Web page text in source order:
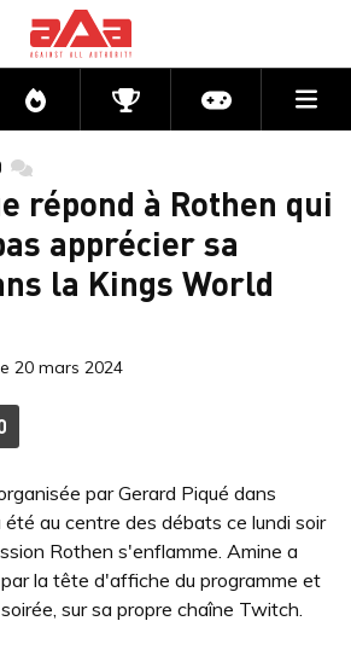
Directs CompétitionsActu jeux
commentaires
répond à Rothen qui
apprécier sa
la Kings World
20 mars 2024
ACCÉDER AUX
COMMENTAIRES
par Gerard Piqué dans
été au centre des débats ce lundi soir
Rothen s'enflamme. Amine a
la tête d'affiche du programme et
sur sa propre chaîne Twitch.